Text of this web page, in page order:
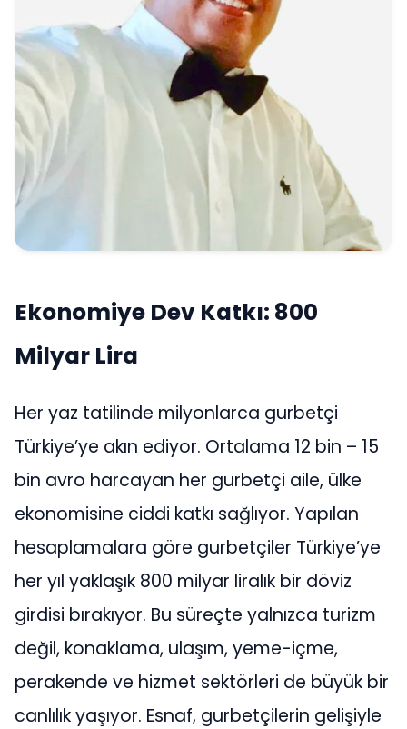
Ekonomiye Dev Katkı: 800
Milyar Lira
Her yaz tatilinde milyonlarca gurbetçi
Türkiye’ye akın ediyor. Ortalama 12 bin – 15
bin avro harcayan her gurbetçi aile, ülke
ekonomisine ciddi katkı sağlıyor. Yapılan
hesaplamalara göre gurbetçiler Türkiye’ye
her yıl yaklaşık 800 milyar liralık bir döviz
girdisi bırakıyor. Bu süreçte yalnızca turizm
değil, konaklama, ulaşım, yeme-içme,
perakende ve hizmet sektörleri de büyük bir
canlılık yaşıyor. Esnaf, gurbetçilerin gelişiyle